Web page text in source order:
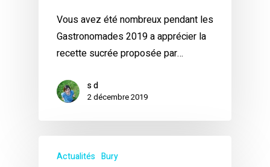
Vous avez été nombreux pendant les
Gastronomades 2019 a apprécier la
recette sucrée proposée par…
s d
2 décembre 2019
Actualités Bury